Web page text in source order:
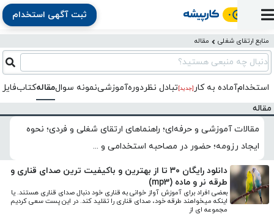
پنل
استخدام
به
کار
ثبت
رزومه
آگهی
آماده
به
کار
ثبت
آگهی
استخدام
نشان
شده‌ها
تبادل
نظر
منابع
ارتقای
شغلی
دوره
آموزشی
مقاله
کتاب
فایل‌و‌قالب
اخبار
استخدام
کارپیشه
جستجوی
کارجویان
(رزومه)
بخش
کارفرمایان
ثبت آگهی استخدام
منابع ارتقای شغلی مقاله
دنبال چه منبعی هستید؟
استخدامآماده به کار [جدید]تبادل‌ نظردوره‌آموزشینمونه سوالمقالهکتاب
مقاله
مقالات آموزشی و حرفه‌ای؛ راهنماهای ارتقای شغلی و فردی؛ نحوه
ایجاد رزومه؛ حضور در مصاحبه استخدامی و ...
دانلود رایگان ۳۰ تا از بهترین و باکیفیت ترین صدای قناری و
طرقه نر و ماده (mp3)
مجموعه ای از